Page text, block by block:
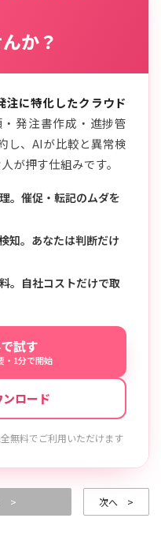
か？
注に特化したクラウド
発注書作成・進捗管
し、AIが比較と異常検
が押す仕組みです。
。催促・転記のムダを
知。あなたは判断だけ
。自社コストだけで取
試す
・1分で開始
ロード
無料でご利用いただけます
> 次へ >